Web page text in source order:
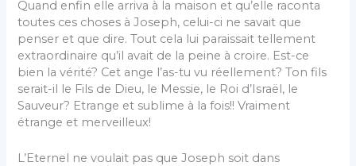
Quand enfin elle arriva à la maison et qu’elle raconta
toutes ces choses à Joseph, celui-ci ne savait que
penser et que dire. Tout cela lui paraissait tellement
extraordinaire qu’il avait de la peine à croire. Est-ce
bien la vérité? Cet ange l’as-tu vu réellement? Ton fils
serait-il le Fils de Dieu, le Messie, le Roi d’Israël, le
Sauveur? Etrange et sublime à la fois!! Vraiment
étrange et merveilleux!
L’Eternel ne voulait pas que Joseph soit dans